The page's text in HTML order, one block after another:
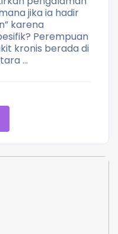
jika ia hadir
karena
Perempuan
kronis berada di
…